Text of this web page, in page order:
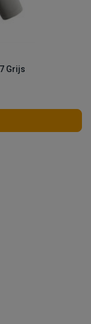
Grijs